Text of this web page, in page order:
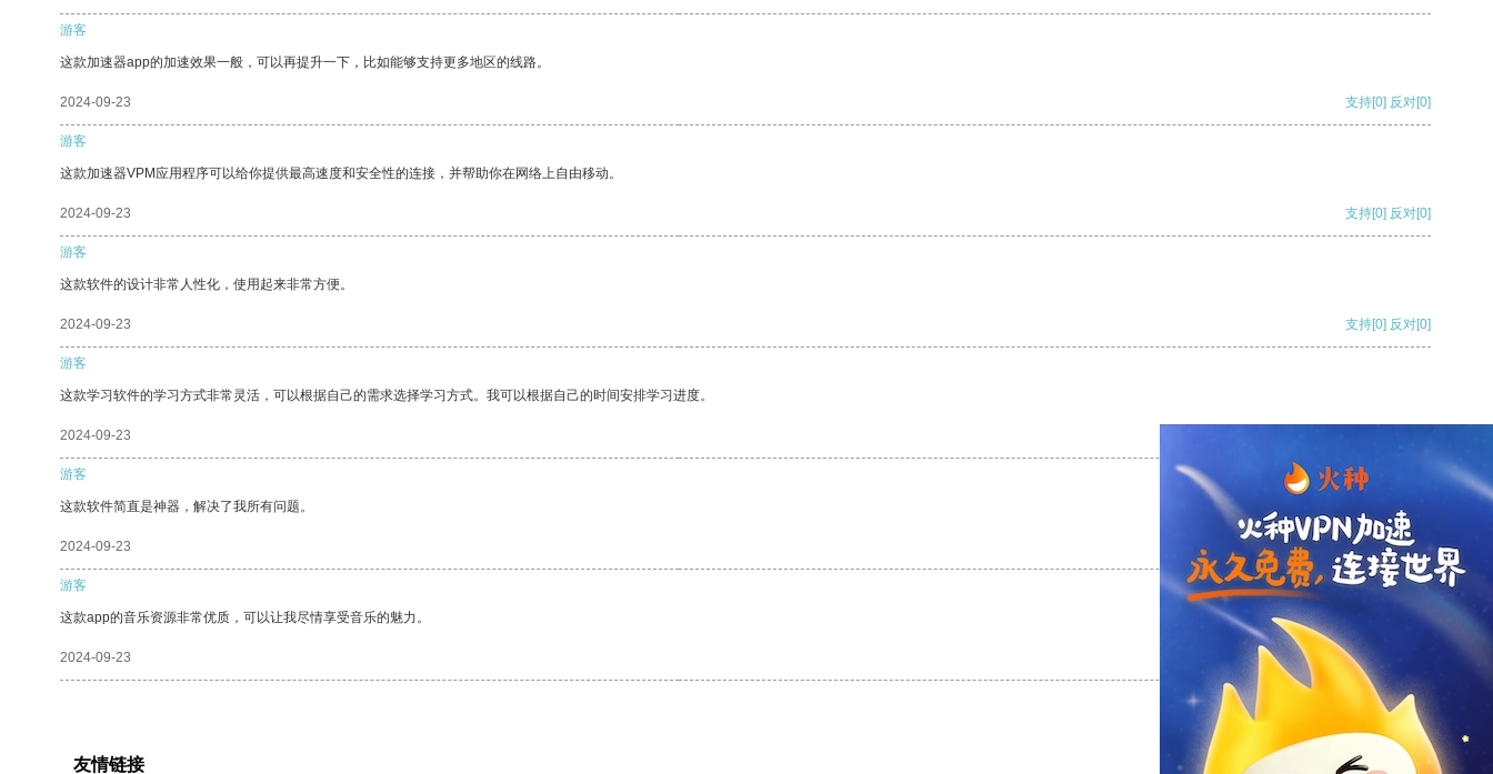
游客
这款加速器app的加速效果一般，可以再提升一下，比如能够支持更多地区的线路。
2024-09-23 支持[0] 反对[0]
游客
这款加速器VPM应用程序可以给你提供最高速度和安全性的连接，并帮助你在网络上自由移动。
2024-09-23 支持[0] 反对[0]
游客
这款软件的设计非常人性化，使用起来非常方便。
2024-09-23 支持[0] 反对[0]
游客
这款学习软件的学习方式非常灵活，可以根据自己的需求选择学习方式。我可以根据自己的时间安排学习进度。
2024-09-23
游客
这款软件简直是神器，解决了我所有问题。
2024-09-23 支持 [0] 反对 [0]
游客
这款app的音乐资源非常优质，可以让我尽情享受音乐的魅力。
2024-09-23 支持
友情链接